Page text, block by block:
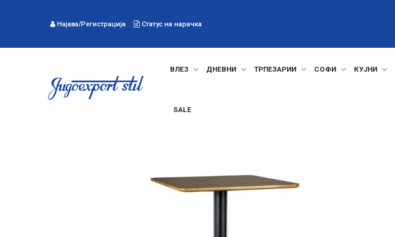
Најава/Регистрација Статус на нарачка
ВЛЕЗ ДНЕВНИ ТРПЕЗАРИИ СОФИ КУЈНИ
SALE